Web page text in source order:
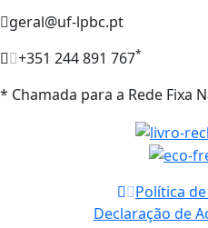
geral@uf-lpbc.pt
+351 244 891 767*
* Chamada para a Rede Fixa
Política
Declaração de